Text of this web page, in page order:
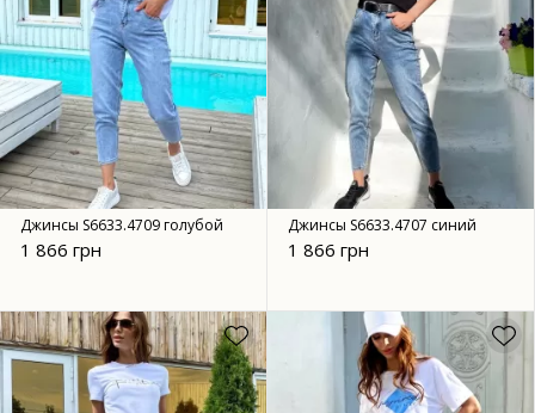
Джинсы S6633.4709 голубой
1 866 грн
Джинсы S6633.4707 синий
1 866 грн